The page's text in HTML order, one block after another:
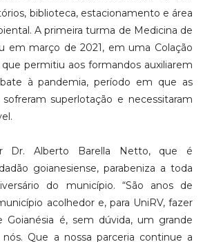
biblioteca, estacionamento e área
A primeira turma de Medicina de
em março de 2021, em uma Colação
permitiu aos formandos auxiliarem
à pandemia, período em que as
superlotação e necessitaram
Dr. Alberto Barella Netto, que é
goianesiense, parabeniza a toda
do município. “São anos de
acolhedor e, para UniRV, fazer
Goianésia é, sem dúvida, um grande
Que a nossa parceria continue a